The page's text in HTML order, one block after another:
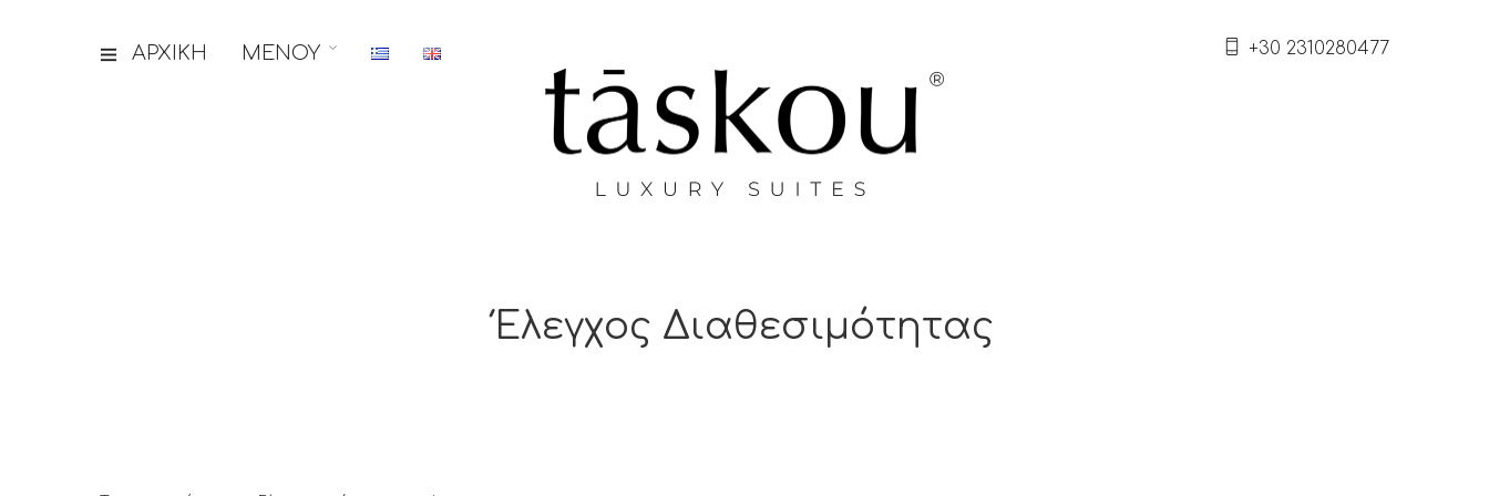
ΑΡΧΙΚΗ ΜΕΝΟΥ +30 2310280477
Έλεγχος Διαθεσιμότητας